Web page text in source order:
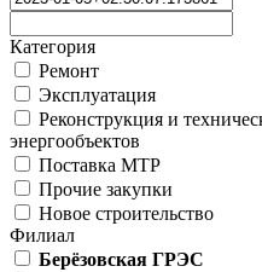
Категория
Ремонт
Эксплуатация
Реконструкция и
энергообъектов
Поставка МТР
Прочие закупки
Новое строительство
Филиал
Берёзовская ГРЭС